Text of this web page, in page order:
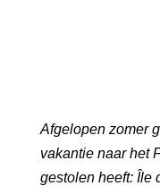
Afgelopen zomer
vakantie naar het
gestolen heeft: Île